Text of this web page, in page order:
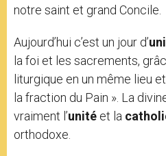
notre saint et grand Concile.
Aujourd’hui c’est un jour d’
la foi et les sacrements,
liturgique en un même lieu
la fraction du Pain ». La
vraiment l’unité et la
orthodoxe.